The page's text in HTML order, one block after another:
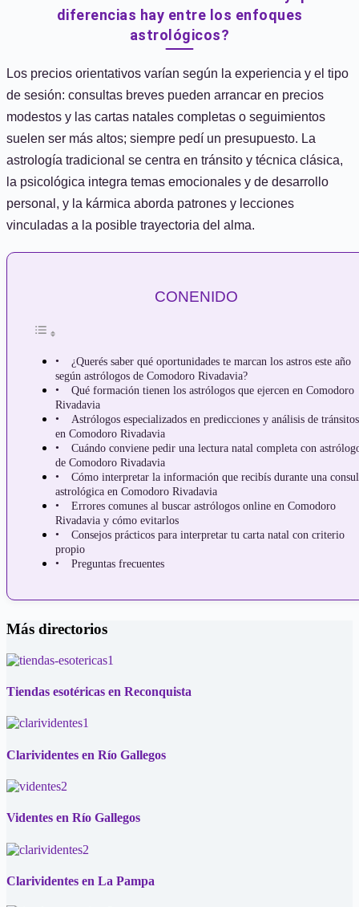
diferencias hay entre los enfoques
astrológicos?
Los precios orientativos varían según la experiencia y el tipo
de sesión: consultas breves pueden arrancar en precios
modestos y las cartas natales completas o seguimientos
suelen ser más altos; siempre pedí un presupuesto. La
astrología tradicional se centra en tránsito y técnica clásica,
la psicológica integra temas emocionales y de desarrollo
personal, y la kármica aborda patrones y lecciones
vinculadas a la posible trayectoria del alma.
CONENIDO
¿Querés saber qué oportunidades te marcan los astros este año
según astrólogos de Comodoro Rivadavia?
Qué formación tienen los astrólogos que ejercen en Comodoro
Rivadavia
Astrólogos especializados en predicciones y análisis de tránsitos
en Comodoro Rivadavia
Cuándo conviene pedir una lectura natal completa con
de Comodoro Rivadavia
Cómo interpretar la información que recibís durante una
astrológica en Comodoro Rivadavia
Errores comunes al buscar astrólogos online en Comodoro
Rivadavia y cómo evitarlos
Consejos prácticos para interpretar tu carta natal con criterio
propio
Preguntas frecuentes
Más directorios
Tiendas esotéricas en Reconquista
Clarividentes en Río Gallegos
Videntes en Río Gallegos
Clarividentes en La Pampa